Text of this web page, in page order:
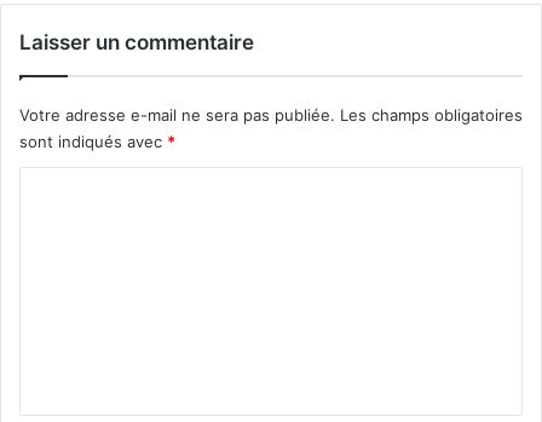
Laisser un commentaire
Votre adresse e-mail ne sera pas publiée. Les champs obligatoires
sont indiqués avec *